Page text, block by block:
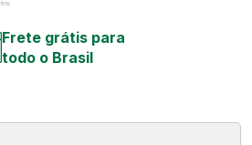
Frete grátis para
todo o Brasil